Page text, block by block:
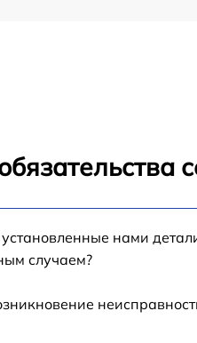
Air 11 M2 2024
установленные нами
случаем?